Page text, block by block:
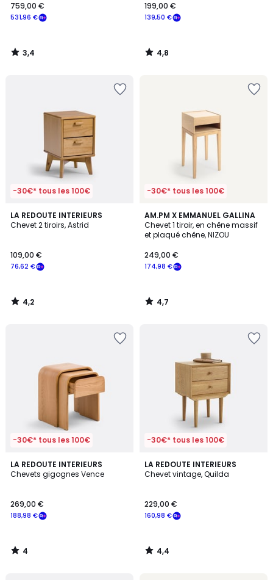
531,96 €
759,00 €
3,4
/
139,50 €
199,00 €
4,8
/
-30€* tous les 100€
LA REDOUTE INTERIEURS
Chevet 2 tiroirs, Astrid
76,62 €
109,00 €
4,2
/ 5
4,2
/
-30€* tous les 100€
AM.PM X EMMANUEL GALLINA
Chevet 1 tiroir, en chêne massif
et plaqué chêne, NIZOU
174,98 €
249,00 €
4,7
/ 5
4,7
/
-30€* tous les 100€
LA REDOUTE INTERIEURS
Chevets gigognes Vence
188,98 €
269,00 €
4
/
4
/
-30€* tous les 100€
LA REDOUTE INTERIEURS
Chevet vintage, Quilda
160,98 €
229,00 €
4,4
/ 5
4,4
/